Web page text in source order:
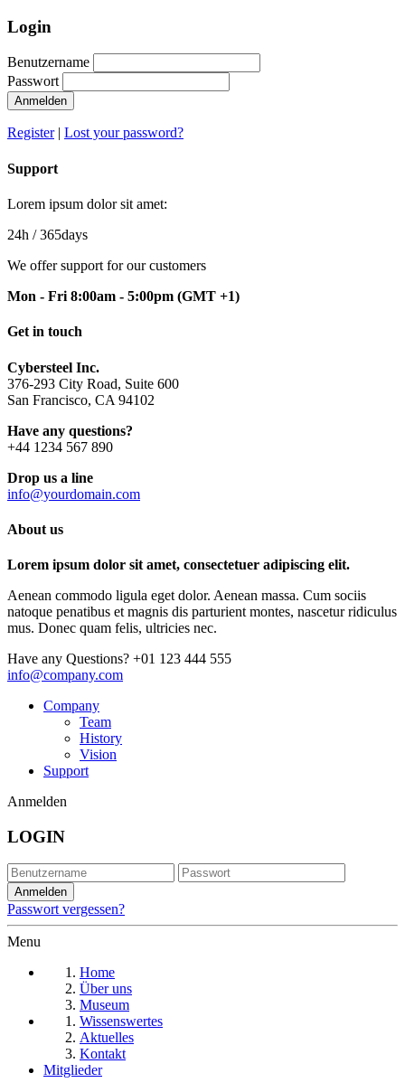
Login
Benutzername
Passwort
Anmelden
Register| Lost your password?
Support
Lorem ipsum dolor sit amet:
24h / 365days
We offer support for our customers
Mon - Fri 8:00am - 5:00pm (GMT +1)
Get in touch
Cybersteel Inc.
376-293 City Road, Suite 600
San Francisco, CA 94102
Have any questions?
+44 1234 567 890
Drop us a line
info@yourdomain.com
About us
Lorem ipsum dolor sit amet, consectetuer adipiscing elit.
Aenean commodo ligula eget dolor. Aenean massa. Cum sociis
natoque penatibus et magnis dis parturient montes, nascetur ridiculus
mus. Donec quam felis, ultricies nec.
Have any Questions? +01 123 444 555
info@company.com
Company
Team
History
Vision
Support
Anmelden
LOGIN
Passwort vergessen?
Menu
Home
Über uns
Museum
Wissenswertes
Aktuelles
Kontakt
Mitglieder